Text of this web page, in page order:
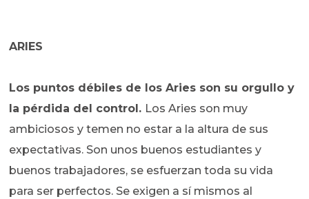
ARIES
Los puntos débiles de los Aries son su orgullo y
la pérdida del control. Los Aries son muy
ambiciosos y temen no estar a la altura de sus
expectativas. Son unos buenos estudiantes y
buenos trabajadores, se esfuerzan toda su vida
para ser perfectos. Se exigen a sí mismos al